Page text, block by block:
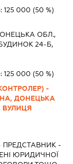
125 000 (50 %)
ОБЛ.,
24-Б,
125 000 (50 %)
-
ДОНЕЦЬКА
ВУЛИЦЯ
ПРЕДСТАВНИК -
ЮРИДИЧНОЇ